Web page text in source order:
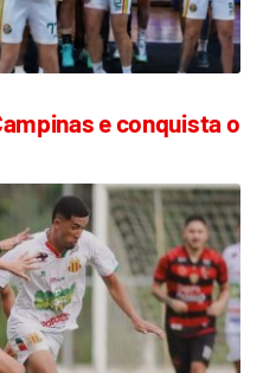
e conquista o